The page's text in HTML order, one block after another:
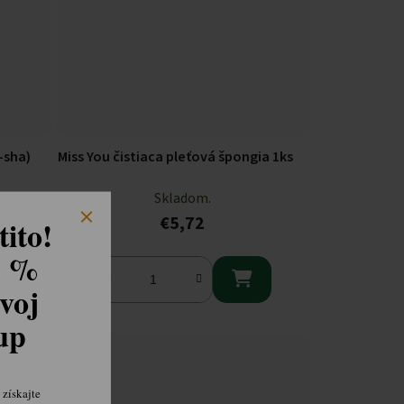
Miss You čistiaca pleťová špongia 1ks
Skladom.
€5,72

%